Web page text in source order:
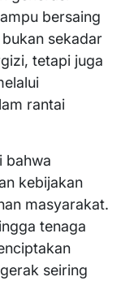
bersaing
sekadar
tetapi juga
rantai
bahwa
kebijakan
masyarakat.
tenaga
seiring